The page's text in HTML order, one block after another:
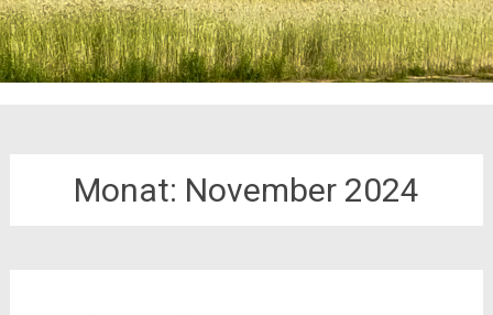
Monat: November 2024